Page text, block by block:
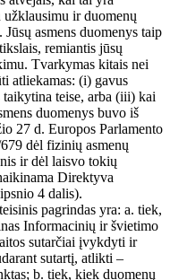
ir duomenų
asmens duomenys taip
remiantis jūsų
Tvarkymas kitais nei
atliekamas: (i) gavus
teise, arba (iii) kai
duomenys buvo iš
27 d. Europos Parlamento
dėl fizinių asmenų
ir dėl laisvo tokių
Direktyva
4 dalis).
pagrindas yra: a. tiek,
Informacinių ir švietimo
sutarčiai įvykdyti ir
sutartį, atlikti –
b. tiek, kiek duomenų